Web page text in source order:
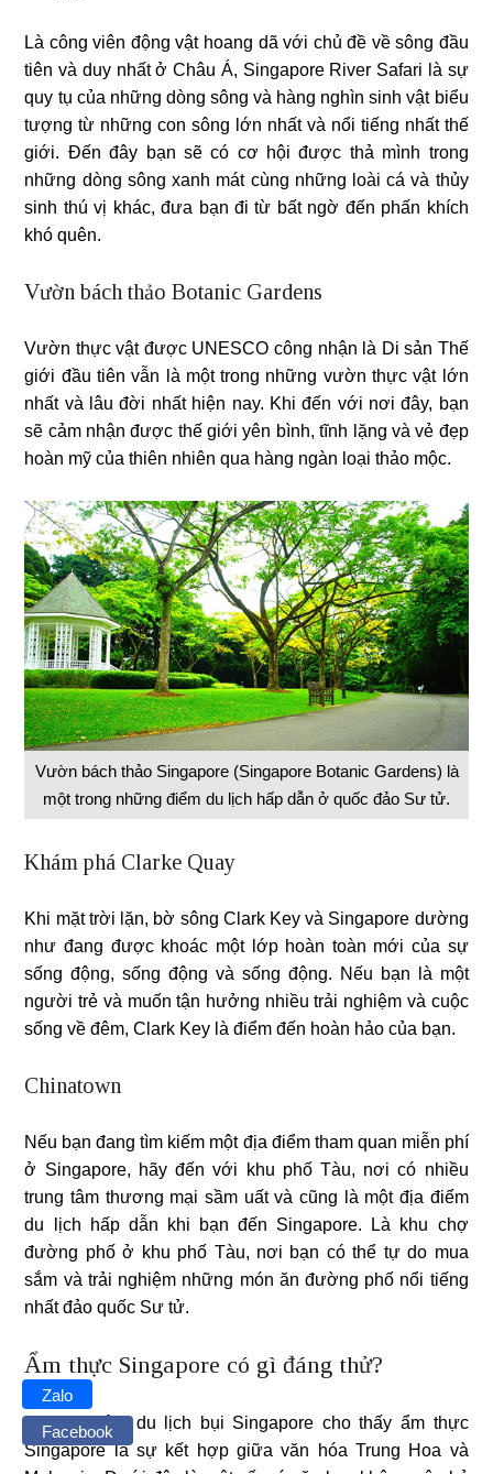
Là công viên động vật hoang dã với chủ đề về sông đầu
tiên và duy nhất ở Châu Á, Singapore River Safari là sự
quy tụ của những dòng sông và hàng nghìn sinh vật biểu
tượng từ những con sông lớn nhất và nổi tiếng nhất thế
giới. Đến đây bạn sẽ có cơ hội được thả mình trong
những dòng sông xanh mát cùng những loài cá và thủy
sinh thú vị khác, đưa bạn đi từ bất ngờ đến phấn khích
khó quên.
Vườn bách thảo Botanic Gardens
Vườn thực vật được UNESCO công nhận là Di sản Thế
giới đầu tiên vẫn là một trong những vườn thực vật lớn
nhất và lâu đời nhất hiện nay. Khi đến với nơi đây, bạn
sẽ cảm nhận được thế giới yên bình, tĩnh lặng và vẻ đẹp
hoàn mỹ của thiên nhiên qua hàng ngàn loại thảo mộc.
Vườn bách thảo Singapore (Singapore Botanic Gardens) là
một trong những điểm du lịch hấp dẫn ở quốc đảo Sư tử.
Khám phá Clarke Quay
Khi mặt trời lặn, bờ sông Clark Key và Singapore dường
như đang được khoác một lớp hoàn toàn mới của sự
sống động, sống động và sống động. Nếu bạn là một
người trẻ và muốn tận hưởng nhiều trải nghiệm và cuộc
sống về đêm, Clark Key là điểm đến hoàn hảo của bạn.
Chinatown
Nếu bạn đang tìm kiếm một địa điểm tham quan miễn phí
ở Singapore, hãy đến với khu phố Tàu, nơi có nhiều
trung tâm thương mại sầm uất và cũng là một địa điểm
du lịch hấp dẫn khi bạn đến Singapore. Là khu chợ
đường phố ở khu phố Tàu, nơi bạn có thể tự do mua
sắm và trải nghiệm những món ăn đường phố nổi tiếng
nhất đảo quốc Sư tử.
Ẩm thực Singapore có gì đáng thử?
Kinh nghiệm du lịch bụi Singapore cho thấy ẩm thực
Singapore là sự kết hợp giữa văn hóa Trung Hoa và
Zalo
Facebook